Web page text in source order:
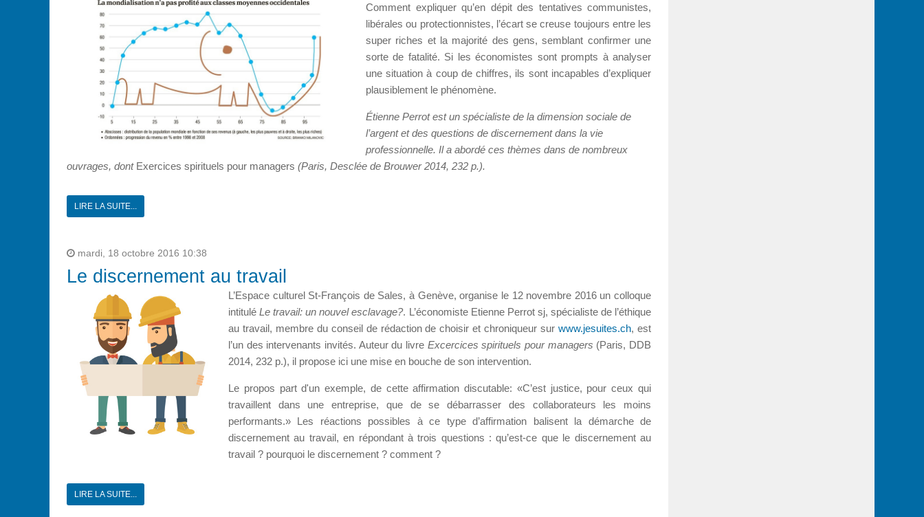
Comment expliquer qu’en dépit des tentatives communistes,
libérales ou protectionnistes, l’écart se creuse toujours entre les
super riches et la majorité des gens, semblant confirmer une
sorte de fatalité. Si les économistes sont prompts à analyser
une situation à coup de chiffres, ils sont incapables d’expliquer
plausiblement le phénomène.
Étienne Perrot est un spécialiste de la dimension sociale de
l’argent et des questions de discernement dans la vie
professionnelle. Il a abordé ces thèmes dans de nombreux
ouvrages, dont Exercices spirituels pour managers (Paris, Desclée de Brouwer 2014, 232 p.).
LIRE LA SUITE...
mardi, 18 octobre 2016 10:38
Le discernement au travail
L’Espace culturel St-François de Sales, à Genève, organise le 12 novembre 2016 un colloque
intituléLe travail: un nouvel esclavage?. L’économiste Etienne Perrot sj, spécialiste de l’éthique
au travail, membre du conseil de rédaction de choisir et chroniqueur surwww.jesuites.ch, est
l’un des intervenants invités. Auteur du livre Excercices spirituels pour managers (Paris, DDB
2014, 232 p.), il propose ici une mise en bouche de son intervention.
Le propos part d'un exemple, de cette affirmation discutable: «C’est justice, pour ceux qui
travaillent dans une entreprise, que de se débarrasser des collaborateurs les moins
performants.» Les réactions possibles à ce type d’affirmation balisent la démarche de
discernement au travail, en répondant à trois questions : qu’est-ce que le discernement au
travail ? pourquoi le discernement ? comment ?
LIRE LA SUITE...